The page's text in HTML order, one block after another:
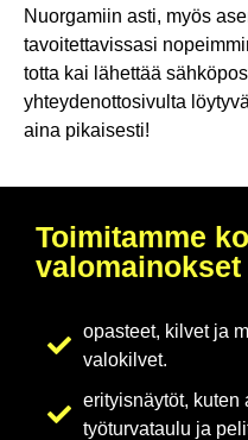
Nuorgamiin asti, myös
tavoitettavissasi
totta kai lähettää
yhteydenottosivulta
aina pikaisesti!
Toimitamme
valomainokset
opasteet, kilvet ja
valokilvet.
erityisnäytöt, kuten
työturvataulu ja